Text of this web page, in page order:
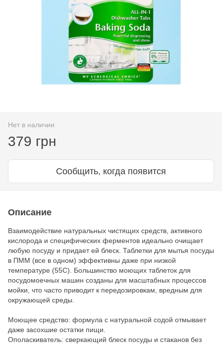
Нет в наличии
379 грн
Сообщить, когда появится
Описание
Взаимодействие натуральных чистящих средств, активного
кислорода и специфических ферментов идеально очищает
любую посуду и придает ей блеск. Таблетки для мытья посуды
в ПММ (все в одном) эффективны даже при низкой
температуре (55С). Большинство моющих таблеток для
посудомоечных машин созданы для масштабных процессов
мойки, что часто приводит к передозировкам, вредным для
окружающей среды.
Моющее средство: формула с натуральной содой отмывает
даже засохшие остатки пищи.
Ополаскиватель: сверкающий блеск посуды и стаканов без